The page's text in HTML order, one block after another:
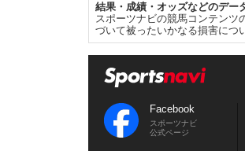
結果・成績・オッズなどのデー
スポーツナビの競馬コンテンツ
づいて被ったいかなる損害につ
Facebook
スポーツナビ
公式ページ